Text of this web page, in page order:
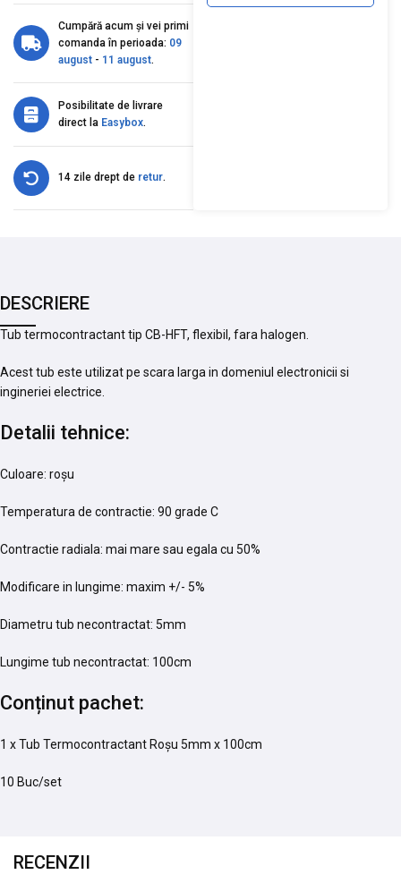
Cumpără acum și vei primi
comanda în perioada: 09
august - 11 august.
Posibilitate de livrare
direct la Easybox.
14 zile drept de retur.
DESCRIERE
Tub termocontractant tip CB-HFT, flexibil, fara halogen.
Acest tub este utilizat pe scara larga in domeniul electronicii si
ingineriei electrice.
Detalii tehnice:
Culoare: roșu
Temperatura de contractie: 90 grade C
Contractie radiala: mai mare sau egala cu 50%
Modificare in lungime: maxim +/- 5%
Diametru tub necontractat: 5mm
Lungime tub necontractat: 100cm
Conținut pachet:
1 x Tub Termocontractant Roșu 5mm x 100cm
10 Buc/set
RECENZII